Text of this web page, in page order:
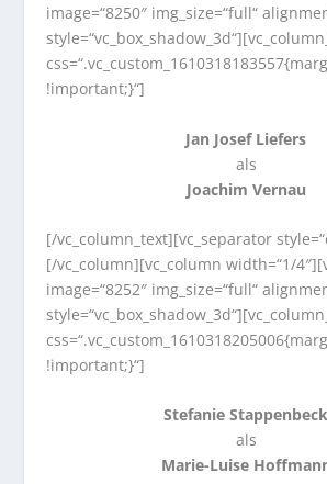
image=“8250″ img_size=“full“
!important;}“]
Jan Josef Liefers
als
Joachim Vernau
[/vc_column_text][vc_separator
[/vc_column][vc_column width=“1/
image=“8252″ img_size=“full“
!important;}“]
Stefanie Stappenbeck
als
Marie-Luise